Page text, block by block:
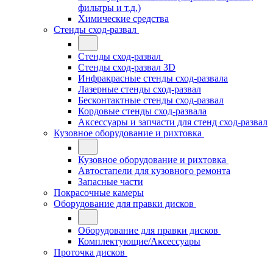
фильтры и т.д.)
Химические средства
Стенды сход-развал
Стенды сход-развал
Стенды сход-развал 3D
Инфракрасные стенды сход-развала
Лазерные стенды сход-развал
Бесконтактные стенды сход-развал
Кордовые стенды сход-развала
Аксессуары и запчасти для стенд сход-развал
Кузовное оборудование и рихтовка
Кузовное оборудование и рихтовка
Автостапели для кузовного ремонта
Запасные части
Покрасочные камеры
Оборудование для правки дисков
Оборудование для правки дисков
Комплектующие/Аксессуары
Проточка дисков